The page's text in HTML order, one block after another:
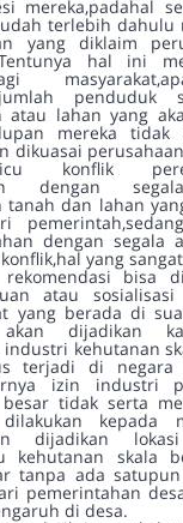
mereka,padahal
terlebih dahulu
yang diklaim
hal ini
penduduk
atau lahan yang
mereka
dikuasai
konflik
dengan
tanah dan lahan
dengan segala
yang
bisa
atau
yang berada di
dijadikan
kehutanan
terjadi di
izin industri
besar tidak serta
kepada
dijadikan
kehutanan skala
tanpa ada
pemerintahan
di desa.